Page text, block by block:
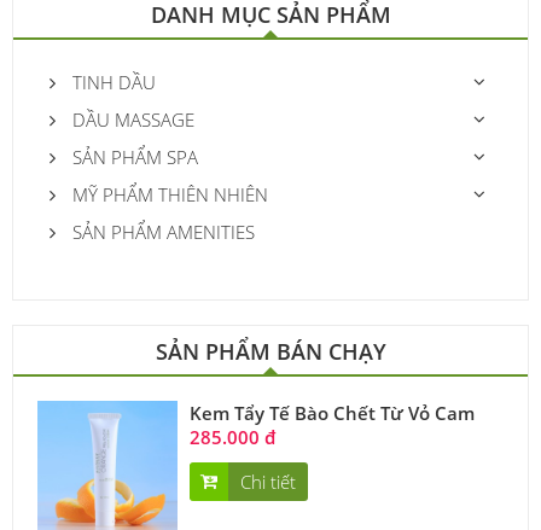
DANH MỤC SẢN PHẨM
TINH DẦU
DẦU MASSAGE
SẢN PHẨM SPA
MỸ PHẨM THIÊN NHIÊN
SẢN PHẨM AMENITIES
SẢN PHẨM BÁN CHẠY
Kem Tẩy Tế Bào Chết Từ Vỏ Cam
285.000 đ
Chi tiết